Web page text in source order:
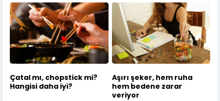
Çatal mı, chopstick mi?
Hangisi daha iyi?
Aşırı şeker, hem ruha
hem bedene zarar
veriyor